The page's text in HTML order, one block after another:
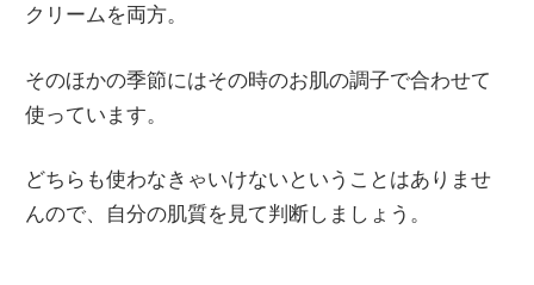
クリームを両方。
そのほかの季節にはその時のお肌の調子で合わせて
使っています。
どちらも使わなきゃいけないということはありませ
んので、自分の肌質を見て判断しましょう。